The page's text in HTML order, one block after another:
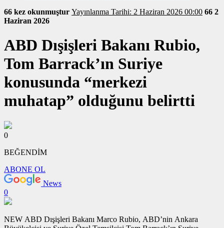
66 kez okunmuştur
Yayınlanma Tarihi: 2 Haziran 2026 00:00 66 2
Haziran 2026
ABD Dışişleri Bakanı Rubio,
Tom Barrack’ın Suriye
konusunda “merkezi
muhatap” olduğunu belirtti
0
BEĞENDİM
ABONE OL
News
0
NEW ABD Dışişleri Bakanı Marco Rubio, ABD’nin Ankara